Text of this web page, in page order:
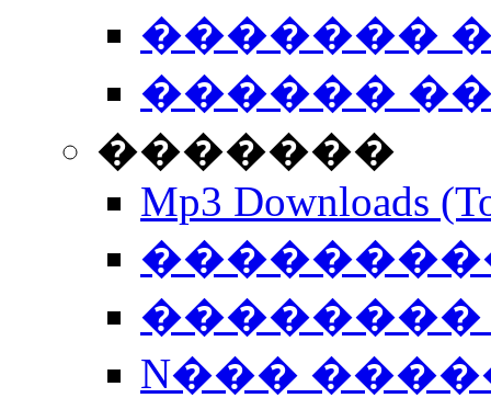
�������
������
�������
Mp3 Downloads
��������
N���